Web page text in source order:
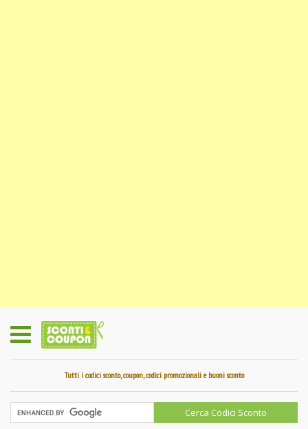
Tutti i codici sconto, coupon, codici promozionali e buoni sconto